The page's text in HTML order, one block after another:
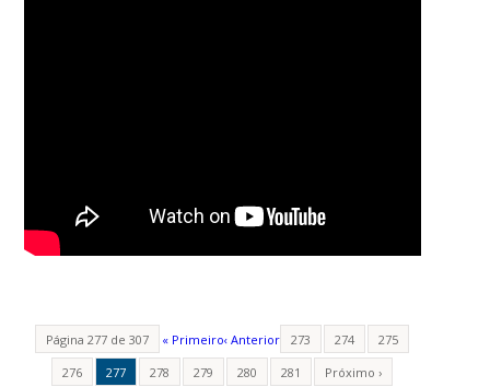
Página 277 de 307 « Primeiro‹ Anterior 273 274
275
276
277 278 279 280 281
Próximo ›